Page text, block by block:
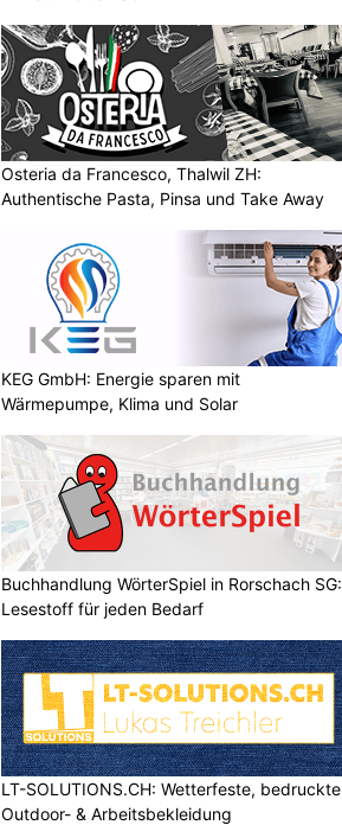
Osteria da Francesco, Thalwil ZH:
Authentische Pasta, Pinsa und Take Away
KEG GmbH: Energie sparen mit
Wärmepumpe, Klima und Solar
Buchhandlung WörterSpiel in Rorschach SG:
Lesestoff für jeden Bedarf
LT-SOLUTIONS.CH: Wetterfeste, bedruckte
Outdoor- & Arbeitsbekleidung